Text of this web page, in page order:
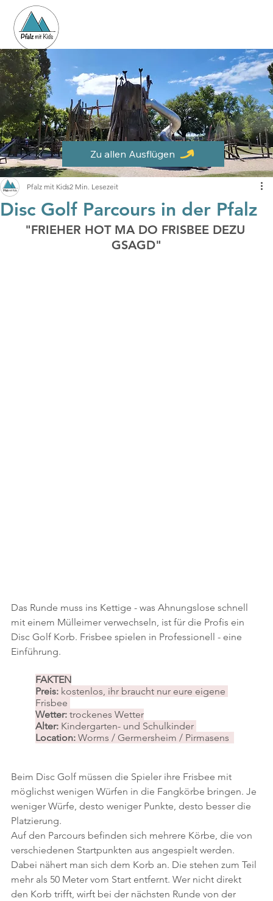
Zu allen Ausflügen
Disc Golf Parcours in der Pfalz
Pfalz mit Kids2 Min. Lesezeit
"FRIEHER HOT MA DO FRISBEE DEZU
GSAGD"
Das Runde muss ins Kettige - was Ahnungslose schnell
mit einem Mülleimer verwechseln, ist für die Profis ein
Disc Golf Korb. Frisbee spielen in Professionell - eine
Einführung.
FAKTEN
Preis: kostenlos, ihr braucht nur eure eigene
Frisbee
Wetter: trockenes Wetter
Alter: Kindergarten- und Schulkinder
Location: Worms / Germersheim / Pirmasens
Beim Disc Golf müssen die Spieler ihre Frisbee mit
möglichst wenigen Würfen in die Fangkörbe bringen. Je
weniger Würfe, desto weniger Punkte, desto besser die
Platzierung.
Auf den Parcours befinden sich mehrere Körbe, die von
verschiedenen Startpunkten aus angespielt werden.
Dabei nähert man sich dem Korb an. Die stehen zum Teil
mehr als 50 Meter vom Start entfernt. Wer nicht direkt
den Korb trifft, wirft bei der nächsten Runde von der